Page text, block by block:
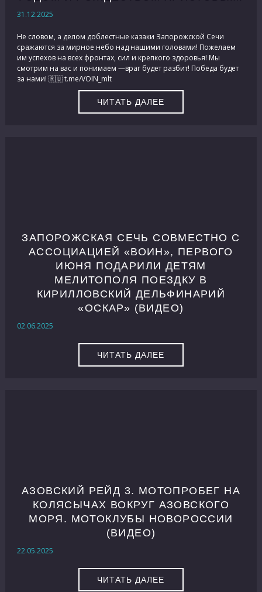
31.12.2025
Не словом, а делом доблестные казаки Запорожской Сечи
сражаются за мирное небо над нашими головами! Пожелаем
им успехов на всех фронтах, сил и крепкого здоровья! Мы
смотрим на вас и понимаем —враг будет разбит! Победа будет
за нами! 🇷🇺 t.me/VOIN_mlt
ЧИТАТЬ ДАЛЕЕ
ЗАПОРОЖСКАЯ СЕЧЬ СОВМЕСТНО С
АССОЦИАЦИЕЙ «ВОИН», ПЕРВОГО
ИЮНЯ ПОДАРИЛИ ДЕТЯМ
МЕЛИТОПОЛЯ ПОЕЗДКУ В
КИРИЛЛОВСКИЙ ДЕЛЬФИНАРИЙ
«ОСКАР» (ВИДЕО)
02.06.2025
ЧИТАТЬ ДАЛЕЕ
АЗОВСКИЙ РЕЙД 3. МОТОПРОБЕГ НА
КОЛЯСЫЧАХ ВОКРУГ АЗОВСКОГО
МОРЯ. МОТОКЛУБЫ НОВОРОССИИ
(ВИДЕО)
22.05.2025
ЧИТАТЬ ДАЛЕЕ